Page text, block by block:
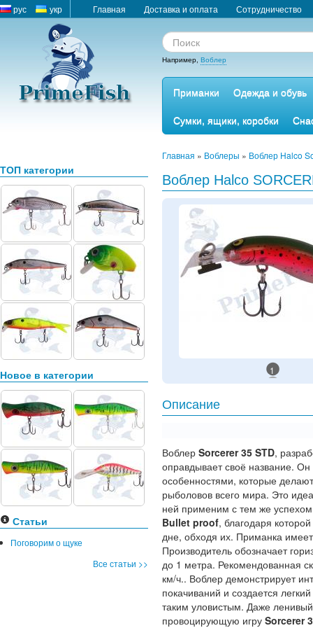
рус укр Главная Доставка и оплата Сотрудничество
Например, Воблер
Приманки
Одежда и обувь
Сумки, ящики, коробки
ТОП категории
Новое в категории
Статьи
Поговорим о щуке
Все статьи >>
Главная » Воблеры » Воблер Halco
Воблер Halco
1
Описание
Воблер Sorcerer 35 STD,
оправдывает своё название.
особенностями, которые
рыболовов всего мира. Это
ней применим с тем же
Bullet proof, благодаря
дне, обходя их. Приманка
Производитель обозначает
до 1 метра. Рекомендованная
км/ч.. Воблер демонстрирует
покачиваний и создается
таким уловистым. Даже
провоцирующую игру Sorcerer